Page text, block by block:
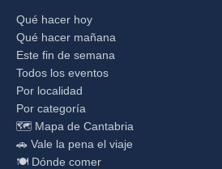
Qué hacer hoy
Qué hacer mañana
Este fin de semana
Todos los eventos
Por localidad
Por categoría
🗺️ Mapa de Cantabria
🚗 Vale la pena el viaje
🍽️ Dónde comer